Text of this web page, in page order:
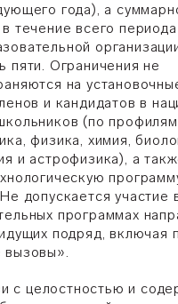
года), а
течение всего
пяти. Ограничения не
на
и кандидатов в
(по
физика, химия,
и астрофизика), а
допускается участие
программах
подряд, включая
вызовы».
с целостностью и